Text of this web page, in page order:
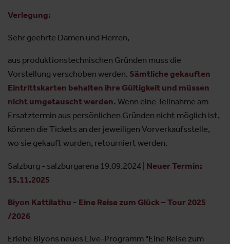
Verlegung:
Sehr geehrte Damen und Herren,
aus produktionstechnischen Gründen muss die
Vorstellung verschoben werden. Sämtliche gekauften
Eintrittskarten behalten ihre Gültigkeit und müssen
nicht umgetauscht werden. Wenn eine Teilnahme am
Ersatztermin aus persönlichen Gründen nicht möglich ist,
können die Tickets an der jeweiligen Vorverkaufsstelle,
wo sie gekauft wurden, retourniert werden.
Salzburg - salzburgarena 19.09.2024 | Neuer Termin:
15.11.2025
Biyon Kattilathu - Eine Reise zum Glück – Tour 2025
/2026
Erlebe Biyons neues Live-Programm "Eine Reise zum